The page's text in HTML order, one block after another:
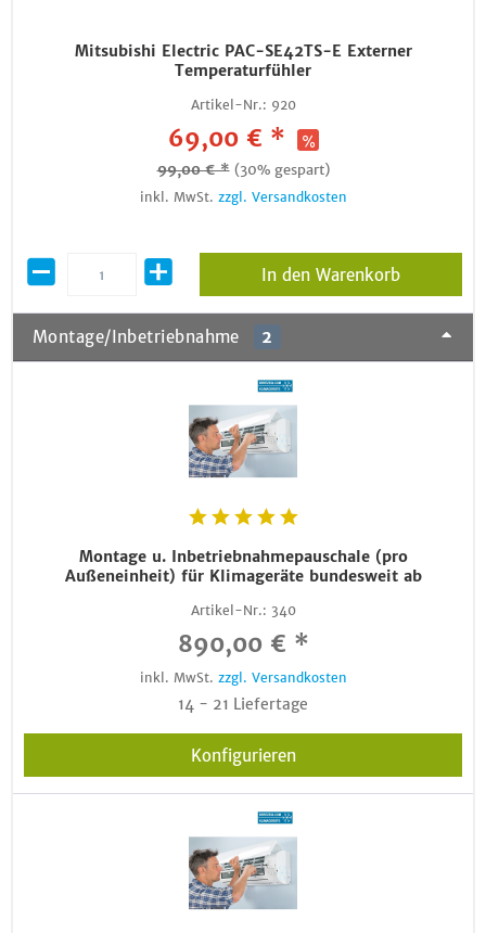
Mitsubishi Electric PAC-SE42TS-E Externer
Temperaturfühler
Artikel-Nr.: 920
69,00 € *
99,00 € * (30% gespart)
inkl. MwSt. zzgl. Versandkosten
In den Warenkorb
Montage/Inbetriebnahme 2
Montage u. Inbetriebnahmepauschale (pro
Außeneinheit) für Klimageräte bundesweit ab
Artikel-Nr.: 340
890,00 € *
inkl. MwSt. zzgl. Versandkosten
14 - 21 Liefertage
Konfigurieren